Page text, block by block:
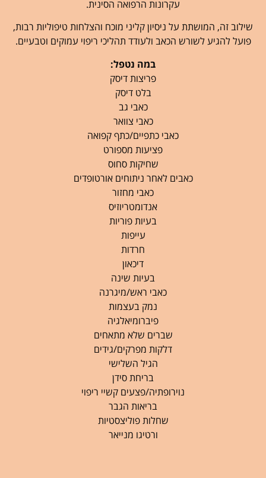
עקרונות הרפואה הסינית.
שילוב זה, המושתת על ניסיון קליני מוכח והצלחות טיפוליות רבות,
פועל להגיע לשורש הכאב ולעודד תהליכי ריפוי עמוקים וטבעיים.
במה נטפל:
פריצות דיסק
בלט דיסק
כאבי גב
כאבי צוואר
כאבי כתפיים/כתף קפואה
פציעות מספורט
שחיקות סחוס
כאבים לאחר ניתוחים אורטופדים
כאבי מחזור
אנדומטריוזיס
בעיות פוריות
עייפות
חרדות
דיכאון
בעיות שינה
כאבי ראש/מיגרנה
נמק בעצמות
פיברומיאלגיה
שברים שלא מתאחים
דלקות מפרקים/גידים
הגיל השלישי
בריחת סידן
נוירופתיה/פצעים קשיי ריפוי
בריאות הגבר
שחלות פוליצסטיות
ורטיגו מנייאר